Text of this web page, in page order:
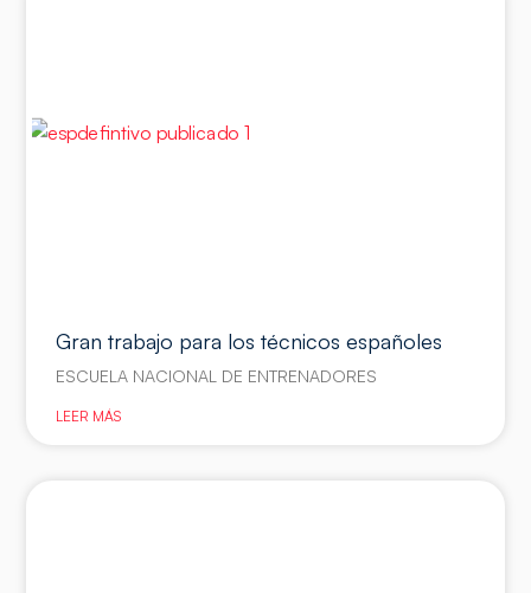
Gran trabajo para los técnicos españoles
ESCUELA NACIONAL DE ENTRENADORES
LEER MÁS